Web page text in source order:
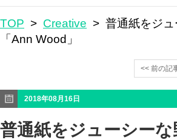
TOP > Creative > 普通紙をジュ
「Ann Wood」
<< 前の記
2018年08月16日
普通紙をジューシー